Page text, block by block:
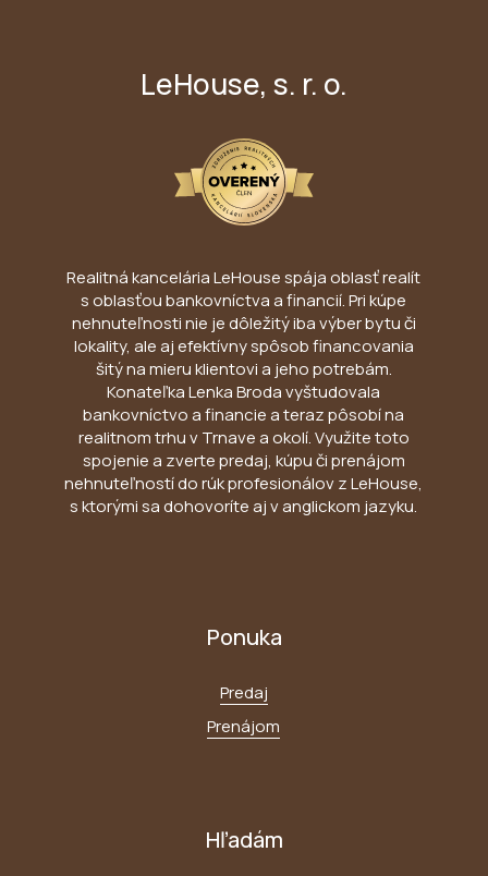
LeHouse, s. r. o.
Realitná kancelária LeHouse spája oblasť realít
s oblasťou bankovníctva a financií. Pri kúpe
nehnuteľnosti nie je dôležitý iba výber bytu či
lokality, ale aj efektívny spôsob financovania
šitý na mieru klientovi a jeho potrebám.
Konateľka Lenka Broda vyštudovala
bankovníctvo a financie a teraz pôsobí na
realitnom trhu v Trnave a okolí. Využite toto
spojenie a zverte predaj, kúpu či prenájom
nehnuteľností do rúk profesionálov z LeHouse,
s ktorými sa dohovoríte aj v anglickom jazyku.
Ponuka
Predaj
Prenájom
Hľadám